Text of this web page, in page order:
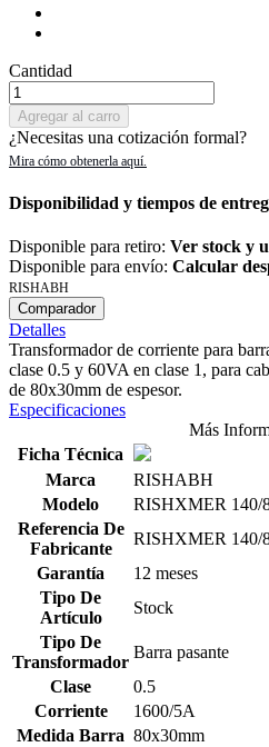
Cantidad
Agregar al carro
¿Necesitas una cotización formal?
Disponibilidad y tiempos de
Disponible para retiro: Ver stock y
Disponible para envío: Calcular
RISHABH
Comparador
Detalles
Transformador de corriente para
clase 0.5 y 60VA en clase 1, para
de 80x30mm de espesor.
Especificaciones
Más
Ficha Técnica
Marca
RISHABH
Modelo
RISHXMER 140/
Referencia De
Fabricante
RISHXMER 140/
Garantía
12 meses
Tipo De
Artículo
Stock
Tipo De
Transformador
Barra pasante
Clase
0.5
Corriente
1600/5A
Medida Barra 80x30mm